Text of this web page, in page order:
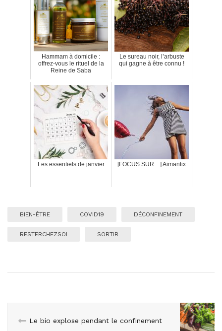
Hammam à domicile :
offrez-vous le rituel de la
Reine de Saba
Le sureau noir, l’arbuste
qui gagne à être connu !
Les essentiels de janvier [FOCUS SUR…] Aimantix
BIEN-ÊTRE COVID19 DÉCONFINEMENT
RESTERCHEZSOI SORTIR
Le bio explose pendant le confinement